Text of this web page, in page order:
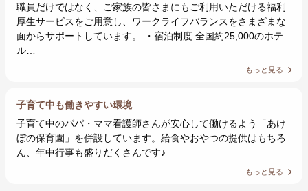
職員だけではなく、ご家族の皆さまにもご利用いただける福利
厚生サービスをご用意し、ワークライフバランスをさまざまな
面からサポートしています。 ・宿泊制度 全国約25,000のホテ
ル…
もっと見る
子育て中も働きやすい環境
子育て中のパパ・ママ看護師さんが安心して働けるよう「あけ
ぼの保育園」を併設しています。給食やおやつの提供はもちろ
ん、年中行事も盛りだくさんです♪
もっと見る